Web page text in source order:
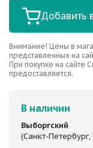
Добавить
Внимание! Цены в
представленных на
При покупке на сайте
предоставляется.
В наличии
Выборгский
(Санкт-